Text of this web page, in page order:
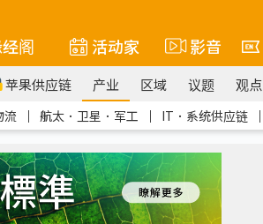
阁 活动家 影音
苹果供应链 产业 区域 议题 观点
流 ｜ 航太．卫星．军工 ｜ IT．系统供应链 ｜